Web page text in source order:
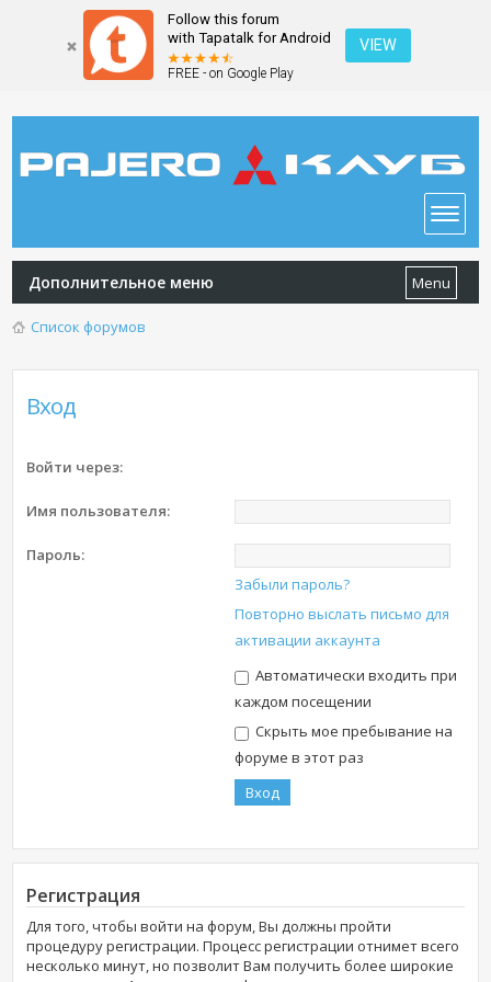
Follow this forum
with Tapatalk for Android
FREE - on Google Play
VIEW
Дополнительное меню Menu
Список форумов
Вход
Войти через:
Имя пользователя:
Пароль:
Забыли пароль?
Повторно выслать письмо для
активации аккаунта
Автоматически входить при
каждом посещении
Скрыть мое пребывание на
форуме в этот раз
Регистрация
Для того, чтобы войти на форум, Вы должны пройти
процедуру регистрации. Процесс регистрации отнимет всего
несколько минут, но позволит Вам получить более широкие